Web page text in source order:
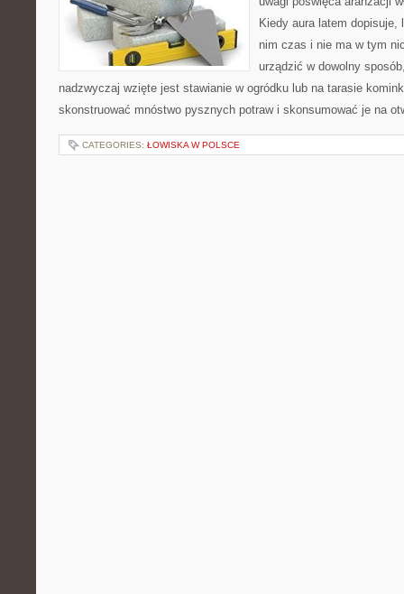
Kiedy aura latem dopisuje,
nim czas i nie ma w tym
urządzić w dowolny
nadzwyczaj wzięte jest stawianie w ogródku lub na tarasie
skonstruować mnóstwo pysznych potraw i skonsumować je na
CATEGORIES: ŁOWISKA W POLSCE